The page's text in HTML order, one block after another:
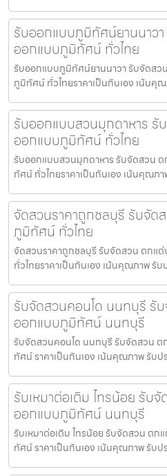
รับออกแบบภูมิทัศน์ยานนาว
ออกแบบภูมิทัศน์ ทั่วไทย
รับออกแบบภูมิทัศน์ยานนาวา รับจัดส
ภูมิทัศน์ ทั่วไทยราคาเป็นกันเอง เน้นคุ
รับออกแบบสวนมุกดาหาร รั
ออกแบบภูมิทัศน์ ทั่วไทย
รับออกแบบสวนมุกดาหาร รับจัดสวน
ทัศน์ ทั่วไทยราคาเป็นกันเอง เน้นคุณภ
จัดสวนราคาถูกชลบุรี รับจัด
ภูมิทัศน์ ทั่วไทย
จัดสวนราคาถูกชลบุรี รับจัดสวน ตกแ
ทั่วไทยราคาเป็นกันเอง เน้นคุณภาพ รั
รับจัดสวนคอนโด นนทบุรี รั
ออกแบบภูมิทัศน์ นนทบุรี
รับจัดสวนคอนโด นนทบุรี รับจัดสวน
ทัศน์ ราคาเป็นกันเอง เน้นคุณภาพ รับ
รับเหมาต่อเติม ไทรน้อย รับ
ออกแบบภูมิทัศน์ นนทบุรี
รับเหมาต่อเติม ไทรน้อย รับจัดสวน ต
ทัศน์ ราคาเป็นกันเอง เน้นคุณภาพ รับ